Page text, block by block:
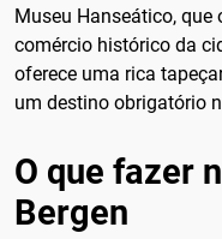
Museu Hanseático,
comércio histórico da
oferece uma rica
um destino obrigatório
O que fazer
Bergen